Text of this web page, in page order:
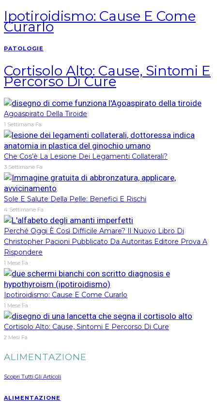
Ipotiroidismo: Cause E Come
Curarlo
PATOLOGIE
Cortisolo Alto: Cause, Sintomi E
Percorso Di Cure
Agoaspirato Della Tiroide
1 Settimana Fa
Che Cos’è La Lesione Dei Legamenti Collaterali?
3 Settimane Fa
Sole E Salute Della Pelle: Benefici E Rischi
4 Settimane Fa
Perché Oggi È Così Difficile Amare? Il Nuovo Libro Di
Christopher Pacioni Pubblicato Da Autoritas Editore Prova A
Rispondere
1 Mese Fa
Ipotiroidismo: Cause E Come Curarlo
1 Mese Fa
Cortisolo Alto: Cause, Sintomi E Percorso Di Cure
2 Mesi Fa
ALIMENTAZIONE
Scopri Tutti Gli Articoli
ALIMENTAZIONE